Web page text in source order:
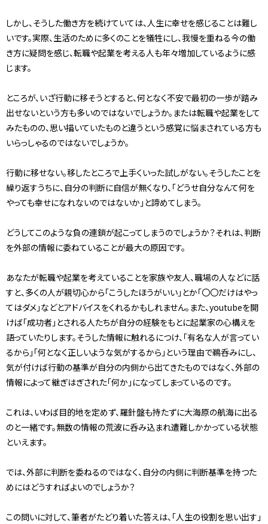
しかし、そうした働き方を続けていては、人生に幸せを感じることは難し
いです。実際、生活のために多くのことを犠牲にし、我慢を重ねる今の働
き方に疑問を感じ、転職や起業を考える人も年々増加しているように感
じます。
ところが、いざ行動に移そうとすると、何となく不安で最初の一歩が踏み
出せないという方も多いのではないでしょうか。または転職や起業をして
みたものの、思い描いていたものと違うという感覚に悩まされている方も
いらっしゃるのではないでしょうか。
行動に移せない。移したところで上手くいった試しがない。そうしたことを
繰り返すうちに、自分の判断に自信が無くなり、「どうせ自分なんて何を
やっても幸せになれないのではないか」と諦めてしまう。
どうしてこのような負の連鎖が起こってしまうのでしょうか？それは、判断
を外部の情報に委ねていることが最大の原因です。
あなたが転職や起業を考えていることを家族や友人、職場の人などに話
すと、多くの人が親切心から「こうしたほうがいい」とか「〇〇だけはやっ
てはダメ」などとアドバイスをくれるかもしれません。また、youtubeを開
けば「成功者」とされる人たちが自分の経験をもとに起業家の心構えを
語っていたりします。そうした情報に触れるにつけ、「有名な人が言ってい
るから」「何となく正しいような気がするから」という理由で鵜呑みにし、
気が付けば行動の基準が自分の内側から出てきたものではなく、外部の
情報によって継ぎはぎされた「何か」になってしまっているのです。
これは、いわば目的地を定めず、羅針盤も持たずに大海原の航海に出る
のと一緒です。無数の情報の荒波に呑み込まれ遭難しかかっている状態
といえます。
では、外部に判断を委ねるのではなく、自分の内側に判断基準を持つた
めにはどうすればよいのでしょうか？
この問いに対して、筆者がたどり着いた答えは、「人生の役割を思い出す」